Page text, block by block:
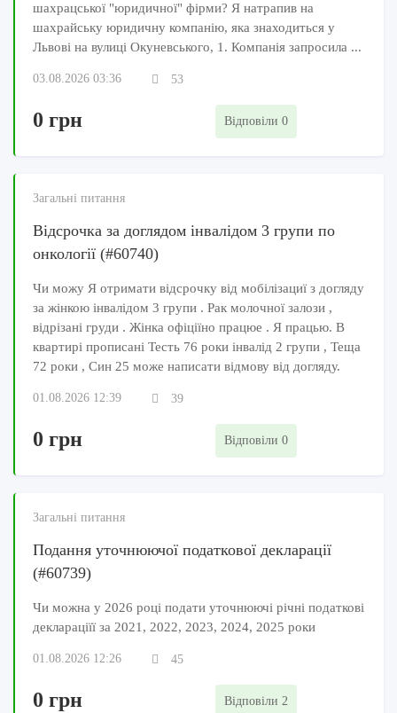
шахрацської "юридичної" фірми? Я натрапив на
шахрайську юридичну компанію, яка знаходиться у
Львові на вулиці Окуневського, 1. Компанія запросила ...
03.08.2026 03:36 53
0 грн Відповіли 0
Загальні питання
Відсрочка за доглядом інвалідом 3 групи по
онкології (#60740)
Чи можу Я отримати відсрочку від мобілізациї з догляду
за жінкою інвалідом 3 групи . Рак молочної залози ,
відрізані груди . Жінка офіціїно працюе . Я працью. В
квартирі прописані Тесть 76 роки інвалід 2 групи , Теща
72 роки , Син 25 може написати відмову від догляду.
01.08.2026 12:39 39
0 грн Відповіли 0
Загальні питання
Подання уточнюючої податкової декларації
(#60739)
Чи можна у 2026 році подати уточнюючі річні податкові
деклараціїї за 2021, 2022, 2023, 2024, 2025 роки
01.08.2026 12:26 45
0 грн Відповіли 2